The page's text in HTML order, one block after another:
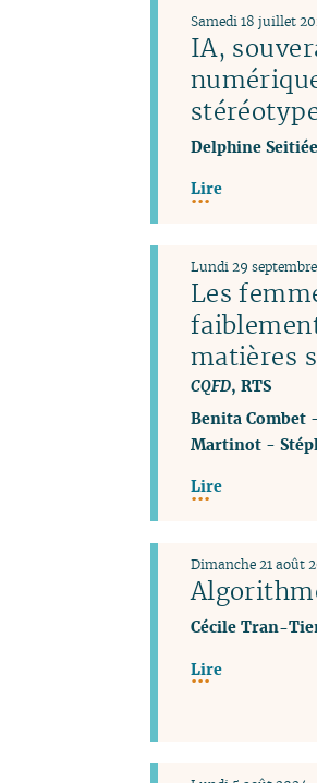
IA,
Samedi 18 juillet
Delphine Seitiée
Lire
Les
matières
CQFD, RTS
Lundi 29
Benita Combet
Martinot-
Lire
Dimanche 21 août
Cécile Tran-
Lire